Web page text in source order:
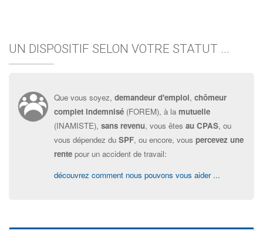
UN DISPOSITIF SELON VOTRE STATUT ...
Que vous soyez, demandeur d'emploi, chômeur
complet indemnisé (FOREM), à la mutuelle
(INAMISTE), sans revenu, vous êtes au CPAS, ou
vous dépendez du SPF, ou encore, vous percevez une
rente pour un accident de travail:
découvrez comment nous pouvons vous aider ...